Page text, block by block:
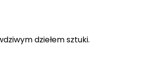
dziełem sztuki.